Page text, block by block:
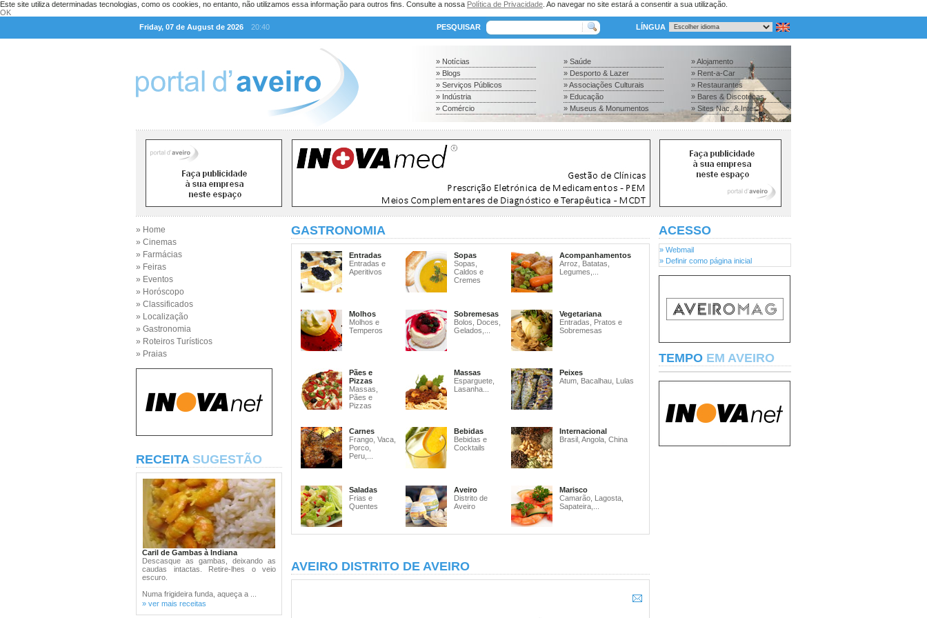
Este site utiliza determinadas tecnologias, como os cookies, no entanto, não utilizamos essa informação para outros fins. Consulte a nossa Política de Privacidade . Ao navegar no site estará a consentir a sua utilização.
OK
Friday, 07 de August de 2026
20:40 PESQUISAR LÍNGUA
» Notícias
» Blogs
» Serviços Públicos
» Indústria
» Comércio
» Saúde
» Desporto & Lazer
» Associações Culturais
» Educação
» Museus & Monumentos
» Alojamento
» Rent-a-Car
» Restaurantes
» Bares & Discotecas
» Sites Nac. & Inter.
» Home
» Cinemas
» Farmácias
» Feiras
» Eventos
» Horóscopo
» Classificados
» Localização
» Gastronomia
» Roteiros Turísticos
» Praias
RECEITA SUGESTÃO
Caril de Gambas à Indiana
Descasque as gambas, deixando as
caudas intactas. Retire-lhes o veio
escuro.
Numa frigideira funda, aqueça a ...
» ver mais receitas
GASTRONOMIA
Entradas
Entradas e
Aperitivos
Sopas
Sopas,
Caldos e
Cremes
Acompanhamentos
Arroz, Batatas,
Legumes,...
Molhos
Molhos e
Temperos
Sobremesas
Bolos, Doces,
Gelados,...
Vegetariana
Entradas, Pratos e
Sobremesas
Pães e
Pizzas
Massas,
Pães e
Pizzas
Massas
Esparguete,
Lasanha...
Peixes
Atum, Bacalhau, Lulas
Carnes
Frango, Vaca,
Porco,
Peru,...
Bebidas
Bebidas e
Cocktails
Internacional
Brasil, Angola, China
Saladas
Frias e
Quentes
Aveiro
Distrito de
Aveiro
Marisco
Camarão, Lagosta,
Sapateira,...
AVEIRO DISTRITO DE AVEIRO
ACESSO
» Webmail
» Definir como página inicial
TEMPO EM AVEIRO